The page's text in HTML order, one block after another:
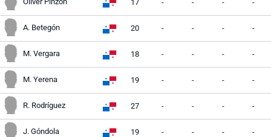
17 - - - -
A. Betegón 20 - - - -
M. Vergara 18 - - - -
M. Yerena 19 - - - -
R. Rodríguez 27 - - - -
J. Góndola 19 - - - -